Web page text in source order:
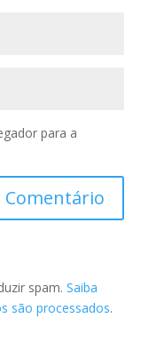
para a
spam. Saiba
são processados.